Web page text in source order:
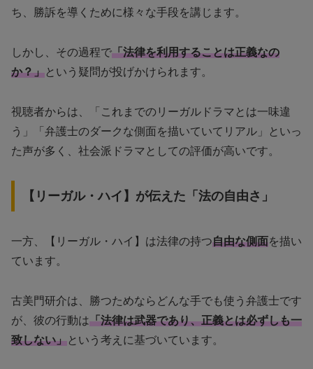
ち、勝訴を導くために様々な手段を講じます。
しかし、その過程で「法律を利用することは正義なの
か？」という疑問が投げかけられます。
視聴者からは、「これまでのリーガルドラマとは一味違
う」「弁護士のダークな側面を描いていてリアル」といっ
た声が多く、社会派ドラマとしての評価が高いです。
【リーガル・ハイ】が伝えた「法の自由さ」
一方、【リーガル・ハイ】は法律の持つ自由な側面を描い
ています。
古美門研介は、勝つためならどんな手でも使う弁護士です
が、彼の行動は「法律は武器であり、正義とは必ずしも一
致しない」という考えに基づいています。